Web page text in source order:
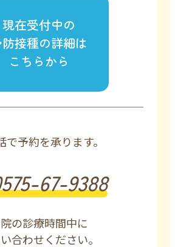
現在受付中の
接種の詳細は
こちらから
で予約を承ります。
67-9388
の診療時間中に
合わせください。